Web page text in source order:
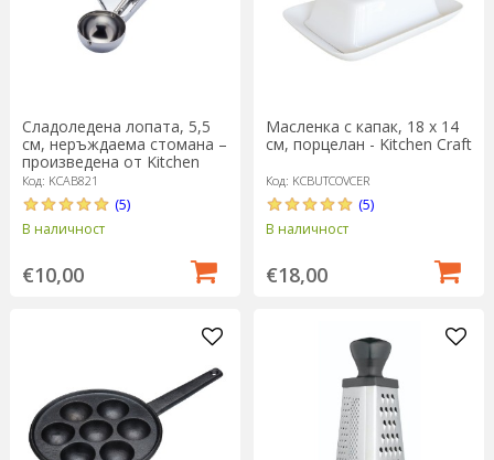
Сладоледена лопата, 5,5
см, неръждаема стомана –
произведена от Kitchen
Craft
Код: KCAB821
(5)
В наличност
€10,00
Масленка с капак, 18 х 14
см, порцелан - Kitchen Craft
Код: KCBUTCOVCER
(5)
В наличност
€18,00